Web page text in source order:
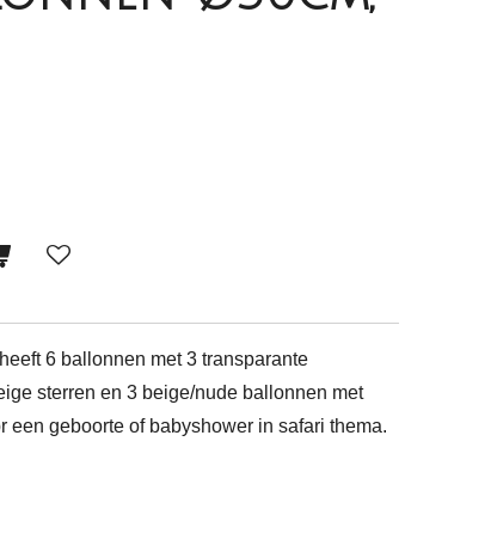
6 ballonnen met 3 transparante
sterren en 3 beige/nude ballonnen met
een geboorte of babyshower in safari thema.